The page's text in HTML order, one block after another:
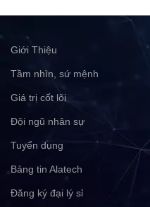
Giới Thiệu
Tầm nhìn, sứ mệnh
Giá trị cốt lõi
Đội ngũ nhân sự
Tuyển dụng
Bảng tin Alatech
Đăng ký đại lý sỉ